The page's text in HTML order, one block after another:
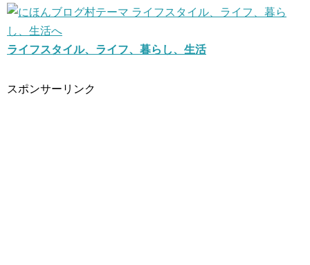
ライフスタイル、ライフ、暮らし、生活
スポンサーリンク